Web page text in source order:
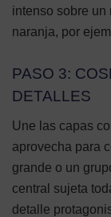
intenso sobre un
naranja, por
PASO 3:
DETALLES
Une las capas
aprovecha para
grande o un
central sujeta
detalle